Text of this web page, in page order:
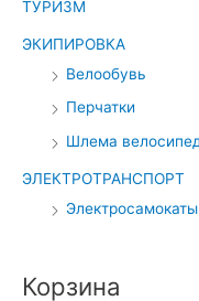
ТУРИЗМ
ЭКИПИРОВКА
Велообувь
Перчатки
Шлема
ЭЛЕКТРОТРАНСПОРТ
Электросамокаты
Корзина